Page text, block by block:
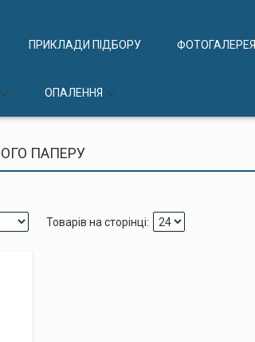
ПРИКЛАДИ ПІДБОРУ ФОТОГАЛЕРЕЯ
ОПАЛЕННЯ
ПАПЕРУ